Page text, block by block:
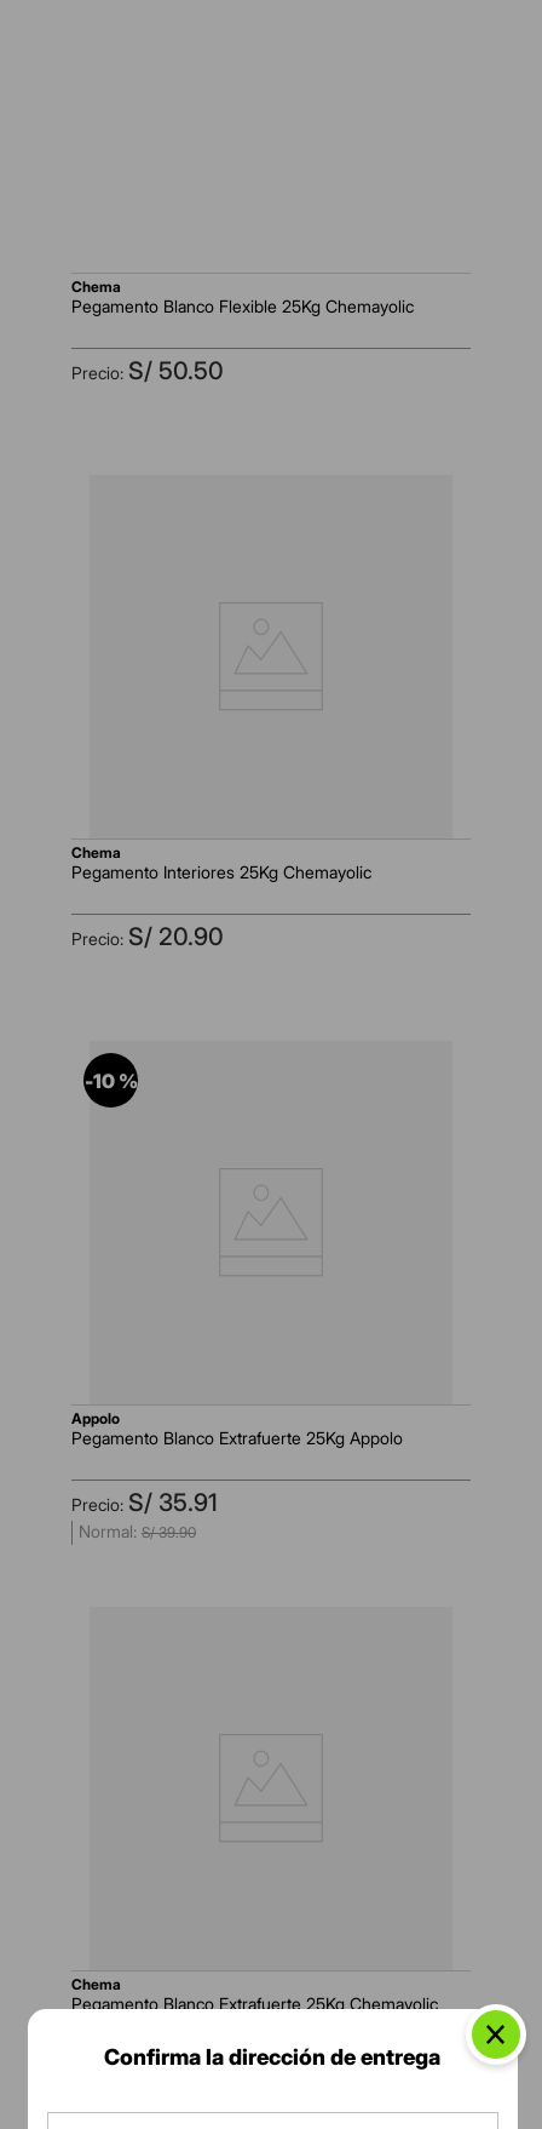
chema
Pegamento Blanco Flexible 25Kg Chemayolic
S/ 50.50
chema
Pegamento Interiores 25Kg Chemayolic
S/ 20.90
-10 %
appolo
Pegamento Blanco Extrafuerte 25Kg Appolo
S/ 35.91
S/ 39.90
chema
Pegamento Blanco Extrafuerte 25Kg Chemayolic
S/ 46.90
Confirma la dirección de entrega